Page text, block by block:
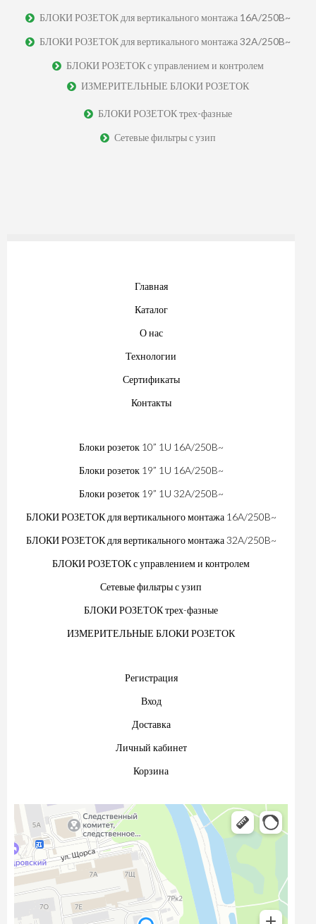
БЛОКИ РОЗЕТОК для вертикального монтажа 16A/250B~
БЛОКИ РОЗЕТОК для вертикального монтажа 32A/250B~
БЛОКИ РОЗЕТОК с управлением и контролем
ИЗМЕРИТЕЛЬНЫЕ БЛОКИ РОЗЕТОК
БЛОКИ РОЗЕТОК трех-фазные
Сетевые фильтры с узип
Главная
Каталог
О нас
Технологии
Сертификаты
Контакты
Блоки розеток 10” 1U 16A/250B~
Блоки розеток 19” 1U 16A/250B~
Блоки розеток 19” 1U 32A/250B~
БЛОКИ РОЗЕТОК для вертикального монтажа 16A/250B~
БЛОКИ РОЗЕТОК для вертикального монтажа 32A/250B~
БЛОКИ РОЗЕТОК с управлением и контролем
Сетевые фильтры с узип
БЛОКИ РОЗЕТОК трех-фазные
ИЗМЕРИТЕЛЬНЫЕ БЛОКИ РОЗЕТОК
Регистрация
Вход
Доставка
Личный кабинет
Корзина